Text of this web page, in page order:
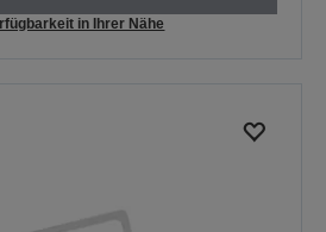
in Ihrer Nähe